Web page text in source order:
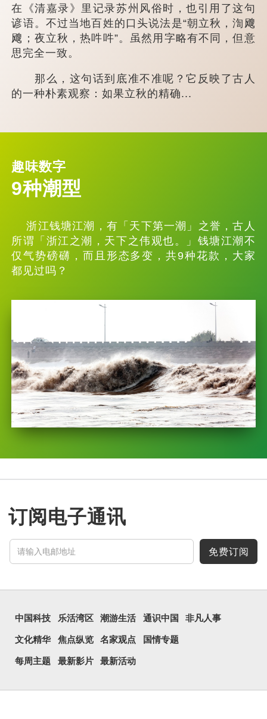
在《清嘉录》里记录苏州风俗时，也引用了这句
谚语。不过当地百姓的口头说法是“朝立秋，渹飕
飕；夜立秋，热吽吽”。虽然用字略有不同，但意
思完全一致。
那么，这句话到底准不准呢？它反映了古人
的一种朴素观察：如果立秋的精确...
趣味数字
9种潮型
浙江钱塘江潮，有「天下第一潮」之誉，古人
所谓「浙江之潮，天下之伟观也。」钱塘江潮不
仅气势磅礴，而且形态多变，共9种花款，大家
都见过吗？
订阅电子通讯
免费订阅
中国科技 乐活湾区 潮游生活 通识中国 非凡人事
文化精华 焦点纵览 名家观点 国情专题
每周主题 最新影片 最新活动